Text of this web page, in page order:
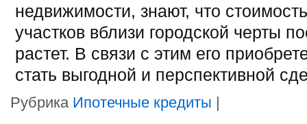
недвижимости, знают, что
участков вблизи городской черты
растет. В связи с этим его
стать выгодной и перспективной
Рубрика Ипотечные кредиты |